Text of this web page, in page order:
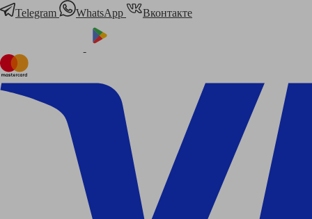
Telegram
WhatsApp Вконтакте